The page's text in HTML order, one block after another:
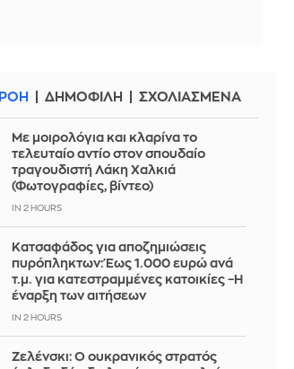
ΡΟΗ ΔΗΜΟΦΙΛΗ ΣΧΟΛΙΑΣΜΕΝΑ
Με μοιρολόγια και κλαρίνα το
τελευταίο αντίο στον σπουδαίο
τραγουδιστή Λάκη Χαλκιά
(Φωτογραφίες, βίντεο)
IN 2 HOURS
Κατσαφάδος για αποζημιώσεις
πυρόπληκτων: Έως 1.000 ευρώ ανά
τ.μ. για κατεστραμμένες κατοικίες –Η
έναρξη των αιτήσεων
IN 2 HOURS
Ζελένσκι: Ο ουκρανικός στρατός